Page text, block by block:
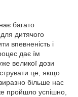
багато
дитячого
впевненість і
дає їм
великої дози
це, якщо
більше нас
пройшло успішно,